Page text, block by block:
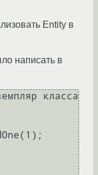
Entity в
написать в
класса